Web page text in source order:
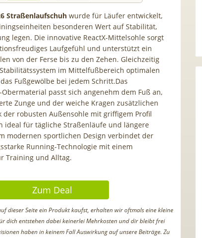
Straßenlaufschuh wurde für Läufer entwickelt,
besonderen Wert auf Stabilität,
legen. Die innovative ReactX-Mittelsohle sorgt
Laufgefühl und unterstützt ein
von der Ferse bis zu den Zehen. Gleichzeitig
im Mittelfußbereich optimalen
Fußgewölbe bei jedem Schritt.Das
passt sich angenehm dem Fuß an,
Zunge und der weiche Kragen zusätzlichen
der robusten Außensohle mit griffigem Profil
ideal für tägliche Straßenläufe und längere
modernen sportlichen Design verbindet der
Running-Technologie mit einem
Training und Alltag.
Zum Deal
dieser Seite ein Produkt kaufst, erhalten wir oftmals eine kleine
dich entstehen dabei keinerlei Mehrkosten und dir bleibt frei
haben in keinem Fall Auswirkung auf unsere Beiträge. Zu
17 (256GB) für
5G für
100€ Bonus) |
mit GigaKombi
[Eff. GRATIS!] 📲 Samsung
Galaxy S26 (256GB) für 169€ +
50GB 5G Otelo Vodafone Allnet
für 19,99€ + 50€ BONUS